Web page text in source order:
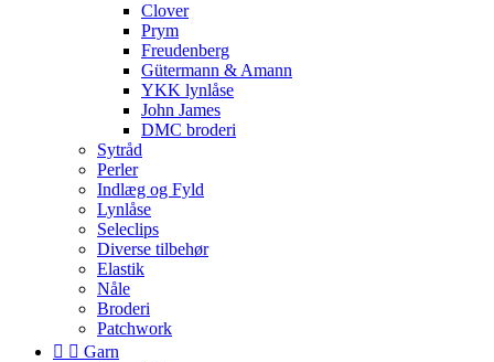
Clover
Prym
Freudenberg
Gütermann & Amann
YKK lynlåse
John James
DMC broderi
Sytråd
Perler
Indlæg og Fyld
Lynlåse
Seleclips
Diverse tilbehør
Elastik
Nåle
Broderi
Patchwork
  Garn